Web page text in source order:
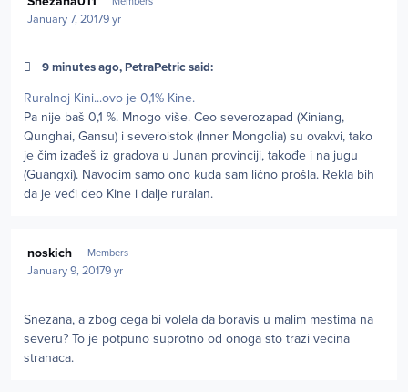
January 7, 20179 yr
9 minutes ago, PetraPetric said:
Ruralnoj Kini...ovo je 0,1% Kine.
Pa nije baš 0,1 %. Mnogo više. Ceo severozapad (Xiniang,
Qunghai, Gansu) i severoistok (Inner Mongolia) su ovakvi, tako
je čim izađeš iz gradova u Junan provinciji, takođe i na jugu
(Guangxi). Navodim samo ono kuda sam lično prošla. Rekla bih
da je veći deo Kine i dalje ruralan.
noskich Members
January 9, 20179 yr
Snezana, a zbog cega bi volela da boravis u malim mestima na
severu? To je potpuno suprotno od onoga sto trazi vecina
stranaca.